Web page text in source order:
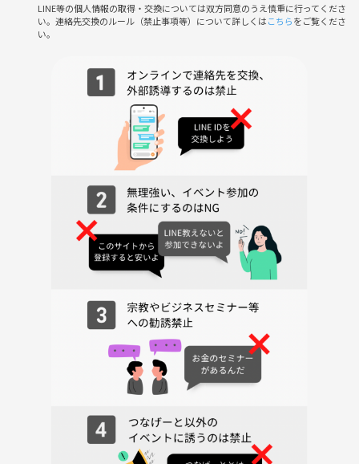
LINE等の個人情報の取得・交換については双方同意のうえ慎重に行ってくださ
い。連絡先交換のルール（禁止事項等）について詳しくはこちらをご覧くださ
い。